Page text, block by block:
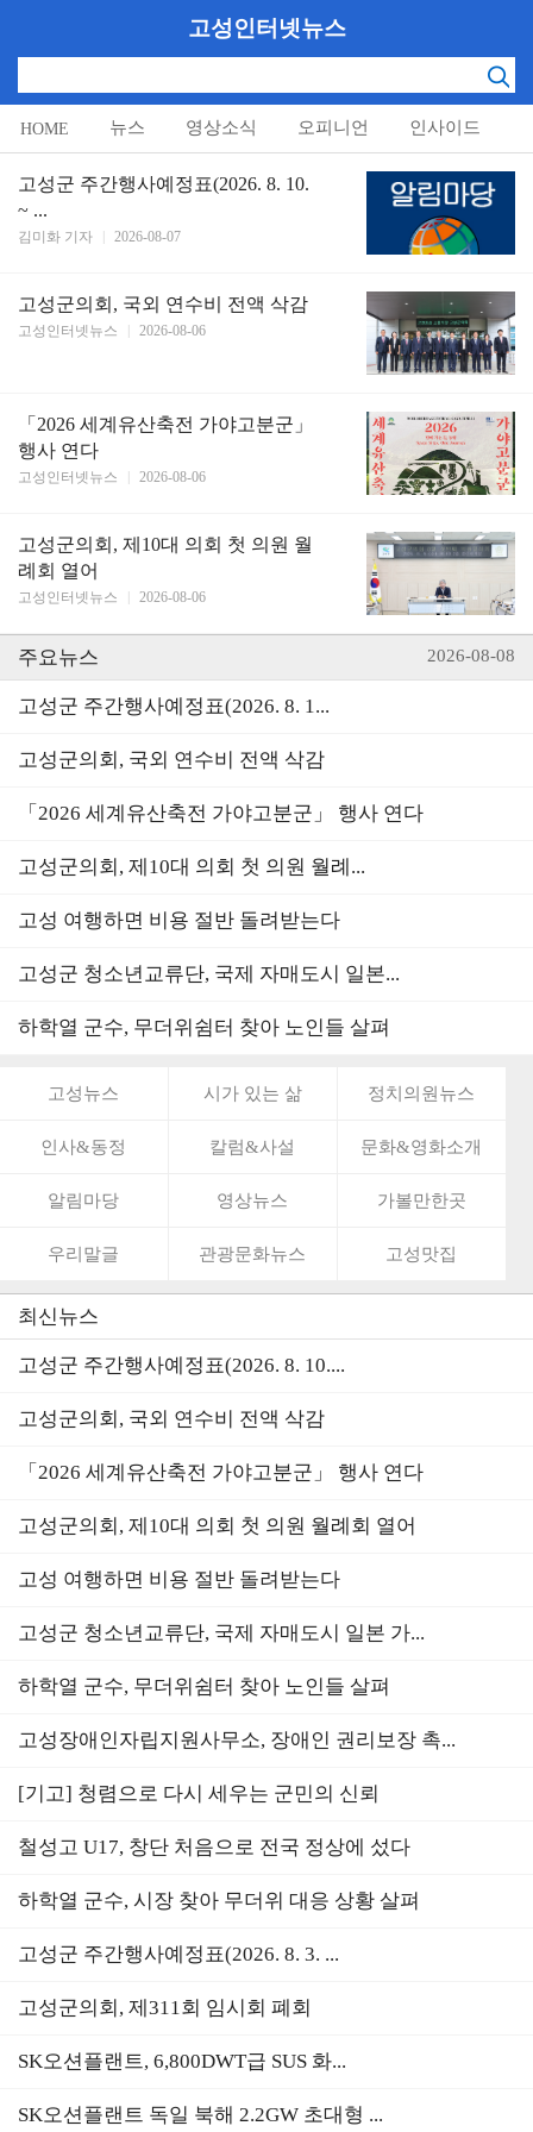
고성인터넷뉴스
HOME 뉴스 영상소식 오피니언 인사이드
알림마당
고성군 주간행사예정표(2026. 8. 10.
~ ...
김미화 기자 2026-08-07
고성군의회, 국외 연수비 전액 삭감
고성인터넷뉴스 2026-08-06
「2026 세계유산축전 가야고분군」
행사 연다
고성인터넷뉴스 2026-08-06
고성군의회, 제10대 의회 첫 의원 월
례회 열어
고성인터넷뉴스 2026-08-06
주요뉴스 2026-08-08
고성군 주간행사예정표(2026. 8. 1...
고성군의회, 국외 연수비 전액 삭감
「2026 세계유산축전 가야고분군」 행사 연다
고성군의회, 제10대 의회 첫 의원 월례...
고성 여행하면 비용 절반 돌려받는다
고성군 청소년교류단, 국제 자매도시 일본...
하학열 군수, 무더위쉼터 찾아 노인들 살펴
고성뉴스 시가 있는 삶 정치의원뉴스
인사&동정 칼럼&사설 문화&영화소개
알림마당 영상뉴스 가볼만한곳
우리말글 관광문화뉴스 고성맛집
최신뉴스
고성군 주간행사예정표(2026. 8. 10....
고성군의회, 국외 연수비 전액 삭감
「2026 세계유산축전 가야고분군」 행사 연다
고성군의회, 제10대 의회 첫 의원 월례회 열어
고성 여행하면 비용 절반 돌려받는다
고성군 청소년교류단, 국제 자매도시 일본 가...
하학열 군수, 무더위쉼터 찾아 노인들 살펴
고성장애인자립지원사무소, 장애인 권리보장 촉...
[기고] 청렴으로 다시 세우는 군민의 신뢰
철성고 U17, 창단 처음으로 전국 정상에 섰다
하학열 군수, 시장 찾아 무더위 대응 상황 살펴
고성군 주간행사예정표(2026. 8. 3. ...
고성군의회, 제311회 임시회 폐회
SK오션플랜트, 6,800DWT급 SUS 화...
SK오션플랜트 독일 북해 2.2GW 초대형 ...